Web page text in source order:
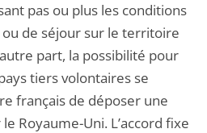
pas ou plus les conditions
ou de séjour sur le territoire
part, la possibilité pour
tiers volontaires se
français de déposer une
Royaume-Uni. L’accord fixe